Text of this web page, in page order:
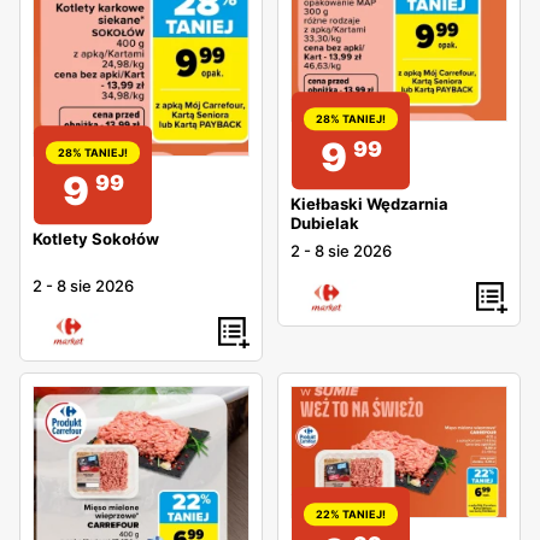
taniej o 32% i inne
28% TANIEJ!
9 99
Kotlety Sokołów
2 -8 sie 2026
28% TANIEJ!
9 99
Kiełbaski Wędzarnia
Dubielak
2 -8 sie 2026
22% TANIEJ!